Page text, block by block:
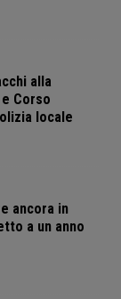
alla
Corso
locale
ancora in
a un anno